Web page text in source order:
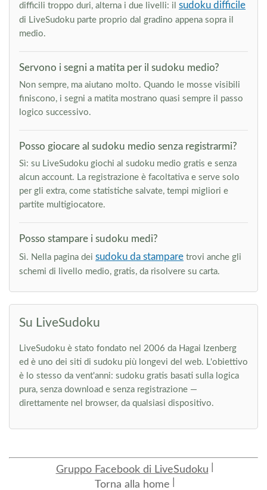
difficili troppo duri, alterna i due livelli: il sudoku difficile
di LiveSudoku parte proprio dal gradino appena sopra il
medio.
Servono i segni a matita per il sudoku medio?
Non sempre, ma aiutano molto. Quando le mosse visibili
finiscono, i segni a matita mostrano quasi sempre il passo
logico successivo.
Posso giocare al sudoku medio senza registrarmi?
Sì: su LiveSudoku giochi al sudoku medio gratis e senza
alcun account. La registrazione è facoltativa e serve solo
per gli extra, come statistiche salvate, tempi migliori e
partite multigiocatore.
Posso stampare i sudoku medi?
Sì. Nella pagina dei sudoku da stampare trovi anche gli
schemi di livello medio, gratis, da risolvere su carta.
Su LiveSudoku
LiveSudoku è stato fondato nel 2006 da Hagai Izenberg
ed è uno dei siti di sudoku più longevi del web. L'obiettivo
è lo stesso da vent'anni: sudoku gratis basati sulla logica
pura, senza download e senza registrazione —
direttamente nel browser, da qualsiasi dispositivo.
Gruppo Facebook di LiveSudoku
Torna alla home